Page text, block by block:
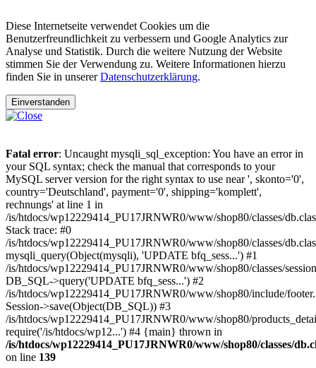
Diese Internetseite verwendet Cookies um die
Benutzerfreundlichkeit zu verbessern und Google Analytics zur
Analyse und Statistik. Durch die weitere Nutzung der Website
stimmen Sie der Verwendung zu. Weitere Informationen hierzu
finden Sie in unsererDatenschutzerklärung.
Einverstanden
Fatal error: Uncaught mysqli_sql_exception: You have an error in
your SQL syntax; check the manual that corresponds to your
MySQL server version for the right syntax to use near ', skonto='0',
country='Deutschland', payment='0', shipping='komplett',
rechnungs' at line 1 in
/is/htdocs/wp12229414_PU17JRNWR0/www/shop80/classes/
Stack trace: #0
/is/htdocs/wp12229414_PU17JRNWR0/www/shop80/classes/
mysqli_query(Object(mysqli), 'UPDATE bfq_sess...') #1
/is/htdocs/wp12229414_PU17JRNWR0/www/shop80/classes/
DB_SQL->query('UPDATE bfq_sess...') #2
/is/htdocs/wp12229414_PU17JRNWR0/www/shop80/include/
Session->save(Object(DB_SQL)) #3
/is/htdocs/wp12229414_PU17JRNWR0/www/shop80/
require('/is/htdocs/wp12...') #4 {main} thrown in
/is/htdocs/wp12229414_PU17JRNWR0/www/shop80/classes/
on line 139